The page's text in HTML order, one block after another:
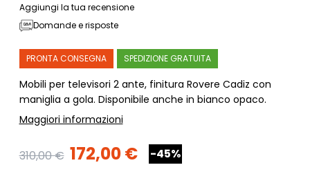
Aggiungi la tua recensione
Domande e risposte
PRONTA CONSEGNA SPEDIZIONE GRATUITA
Mobili per televisori 2 ante, finitura Rovere Cadiz con
maniglia a gola. Disponibile anche in bianco opaco.
Maggiori informazioni
310,00 € 172,00 € -45%